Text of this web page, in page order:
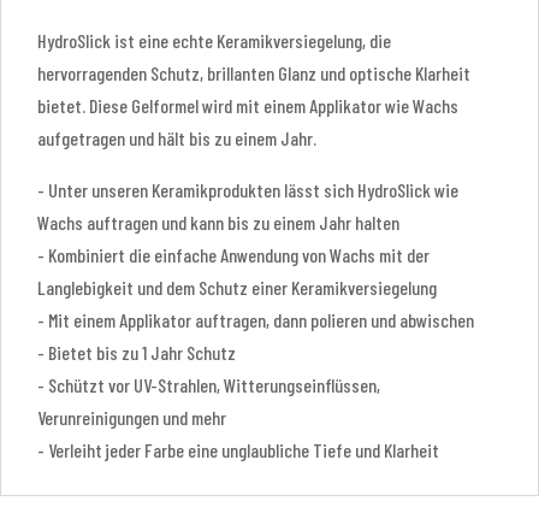
HydroSlick ist eine echte Keramikversiegelung, die
hervorragenden Schutz, brillanten Glanz und optische Klarheit
bietet. Diese Gelformel wird mit einem Applikator wie Wachs
aufgetragen und hält bis zu einem Jahr.
- Unter unseren Keramikprodukten lässt sich HydroSlick wie
Wachs auftragen und kann bis zu einem Jahr halten
- Kombiniert die einfache Anwendung von Wachs mit der
Langlebigkeit und dem Schutz einer Keramikversiegelung
- Mit einem Applikator auftragen, dann polieren und abwischen
- Bietet bis zu 1 Jahr Schutz
- Schützt vor UV-Strahlen, Witterungseinflüssen,
Verunreinigungen und mehr
- Verleiht jeder Farbe eine unglaubliche Tiefe und Klarheit